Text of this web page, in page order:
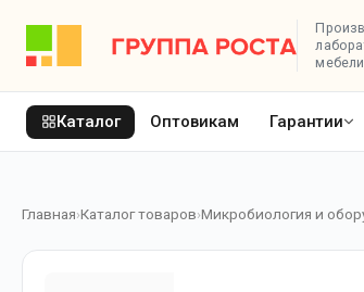
мебели
Каталог Оптовикам Гарантии
Главная Каталог товаров Микробиология и